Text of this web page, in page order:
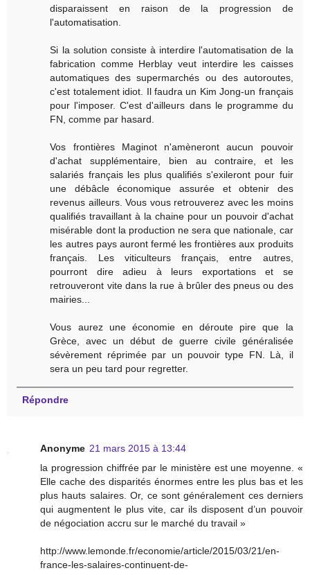
disparaissent en raison de la progression de
l'automatisation.
Si la solution consiste à interdire l'automatisation de la
fabrication comme Herblay veut interdire les caisses
automatiques des supermarchés ou des autoroutes,
c'est totalement idiot. Il faudra un Kim Jong-un français
pour l'imposer. C'est d'ailleurs dans le programme du
FN, comme par hasard.
Vos frontières Maginot n'amèneront aucun pouvoir
d'achat supplémentaire, bien au contraire, et les
salariés français les plus qualifiés s'exileront pour fuir
une débâcle économique assurée et obtenir des
revenus ailleurs. Vous vous retrouverez avec les moins
qualifiés travaillant à la chaine pour un pouvoir d'achat
misérable dont la production ne sera que nationale, car
les autres pays auront fermé les frontières aux produits
français. Les viticulteurs français, entre autres,
pourront dire adieu à leurs exportations et se
retrouveront vite dans la rue à brûler des pneus ou des
mairies...
Vous aurez une économie en déroute pire que la
Grèce, avec un début de guerre civile généralisée
sévèrement réprimée par un pouvoir type FN. Là, il
sera un peu tard pour regretter.
Répondre
Anonyme 21 mars 2015 à 13:44
la progression chiffrée par le ministère est une moyenne. «
Elle cache des disparités énormes entre les plus bas et les
plus hauts salaires. Or, ce sont généralement ces derniers
qui augmentent le plus vite, car ils disposent d’un pouvoir
de négociation accru sur le marché du travail »
http://www.lemonde.fr/economie/article/2015/03/21/en-
france-les-salaires-continuent-de-